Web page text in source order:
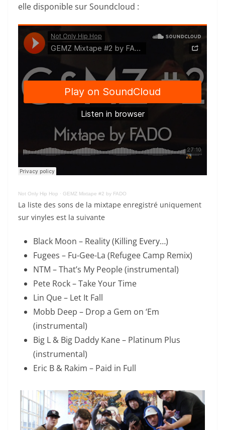
elle disponible sur Soundcloud :
Not Only Hip Hop · GEMZ Mixtape #2 by FADO
La liste des sons de la mixtape enregistré uniquement
sur vinyles est la suivante
Black Moon – Reality (Killing Every…)
Fugees – Fu-Gee-La (Refugee Camp Remix)
NTM – That’s My People (instrumental)
Pete Rock – Take Your Time
Lin Que – Let It Fall
Mobb Deep – Drop a Gem on ‘Em
(instrumental)
Big L & Big Daddy Kane – Platinum Plus
(instrumental)
Eric B & Rakim – Paid in Full